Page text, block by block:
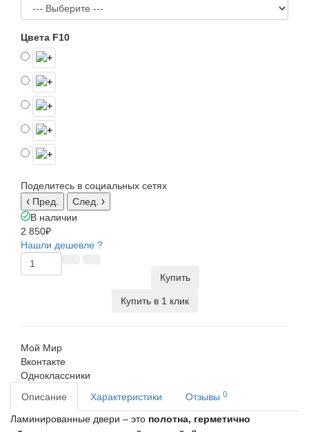
Цвета F10
Поделитесь в социальных сетях
Пред.
След.
В наличии
2 850₽
Нашли дешевле ?
Купить
Купить в 1 клик
Мой Мир
Вконтакте
Одноклассники
Описание
Характеристики Отзывы 0
Ламинированные двери – это полотна, герметично